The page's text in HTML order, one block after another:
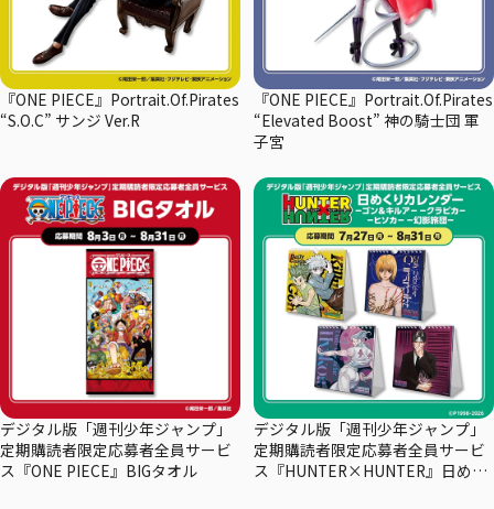
『ONE PIECE』Portrait.Of.Pirates
“S.O.C” サンジ Ver.R
『ONE PIECE』Portrait.Of.Pirates
“Elevated Boost” 神の騎士団 軍
子宮
デジタル版「週刊少年ジャンプ」
定期購読者限定応募者全員サービ
ス『ONE PIECE』BIGタオル
デジタル版「週刊少年ジャンプ」
定期購読者限定応募者全員サービ
ス『HUNTER×HUNTER』日めく